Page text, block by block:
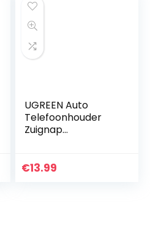
UGREEN Auto
Telefoonhouder
Zuignap
Dashboard Car
€13.99